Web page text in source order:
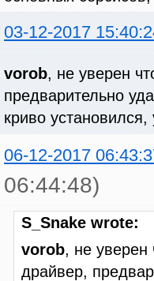
03-12-2017
vorob, не уверен
предварительно
криво
06-12-2017
06:44:48)
S_Snake wrote:
vorob, не уверен
драйвер,